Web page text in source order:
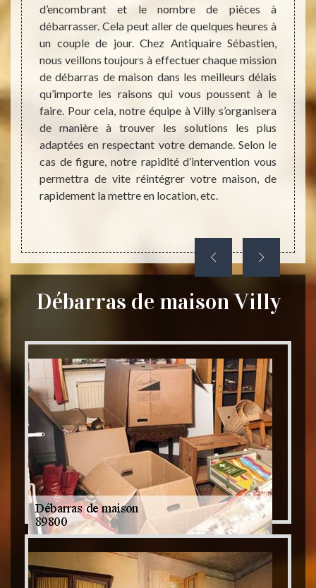
de
des
et la
d’encombrant et le nombre de pièces à
débarrasser. Cela peut aller de quelques heures à
un couple de jour. Chez Antiquaire Sébastien,
nous veillons toujours à effectuer chaque mission
de débarras de maison dans les meilleurs délais
qu’importe les raisons qui vous poussent à le
faire. Pour cela, notre équipe à Villy s’organisera
de manière à trouver les solutions les plus
adaptées en respectant votre demande. Selon le
cas de figure, notre rapidité d’intervention vous
permettra de vite réintégrer votre maison, de
rapidement la mettre en location, etc.
pour
ce
Débarras de maison Villy